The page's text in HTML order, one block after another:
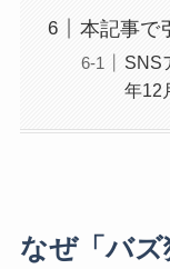
本記事で
SNS
年12
なぜ「バ